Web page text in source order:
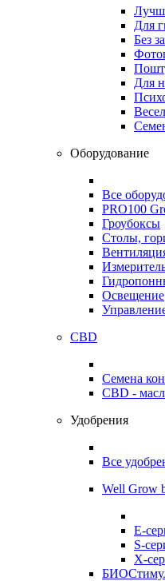
Для
Без
Для
Оборудование
Все
PRO100
Гроубоксы
Столы,
Освещение
CBD
Семена
CBD -
Удобрения
Все
Well Grow
E-
S-
X-